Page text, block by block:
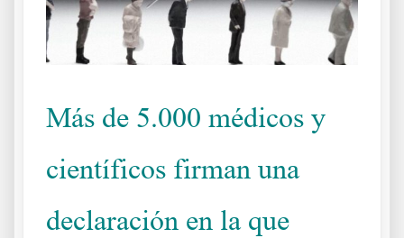
Más de 5.000 médicos y
científicos firman una
declaración en la que